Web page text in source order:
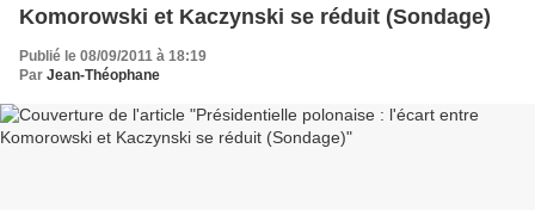
Komorowski et Kaczynski se réduit (Sondage)
Publié le 08/09/2011 à 18:19
Par Jean-Théophane